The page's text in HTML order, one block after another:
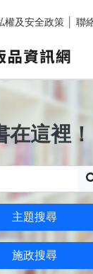
權及安全政策 聯
這裡！
主題搜尋
施政搜尋